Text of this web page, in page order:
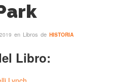
en Libros de HISTORIA
Libro: